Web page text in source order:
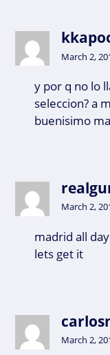
March 2,
y por q no lo
seleccion? a
buenisimo
March 2,
madrid all day
lets get it
March 2,